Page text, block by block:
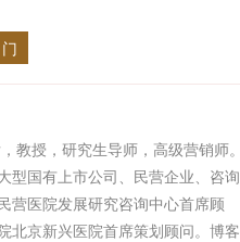
教授，研究生导师，高级营销师。
型国有上市公司、民营企业、咨询
营医院发展研究咨询中心首席顾
北京新兴医院首席策划顾问。博客